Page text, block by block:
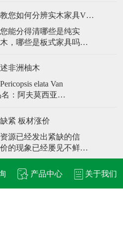
很多人对于缅甸柚木不
甸柚木优缺点有哪些
绍缅甸柚木有什么优点
原材批发市场在什么地
进口木材供应商教您如何分辨实木家具VS板木家具
能分得清哪些是纯实
，哪些是板式家具吗？
实木家具呢？实木家具
木材美丽的花纹。家具
具一般注意涂饰清漆或
非洲柚木
elata Van
隆）；Kokrodua、
扎伊尔、荷兰）；Ayi
紧 板材涨价
源已经发出紧缺的信
的现象已经屡见不鲜，
来源的俄罗斯，东南
地区的板材价格浮动较
国的板材价格，相比几
产品中心 关于我们